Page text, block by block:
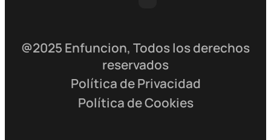
@2025 Enfuncion, Todos los derechos
reservados
Política de Privacidad
Política de Cookies